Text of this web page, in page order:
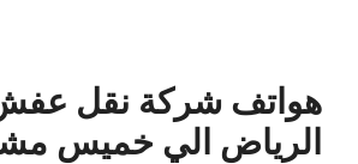
هواتف شركة نقل
الرياض الي خميس